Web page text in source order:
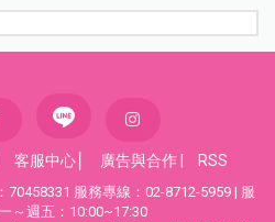
客服中心 廣告與合作 RSS
服務專線：02-8712-5959 | 服
～週五：10:00~17:30